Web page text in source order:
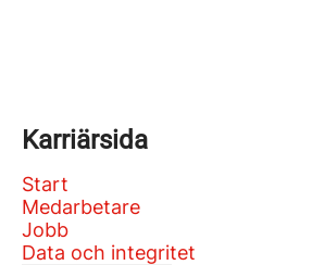
Karriärsida
Start
Medarbetare
Jobb
Data och integritet